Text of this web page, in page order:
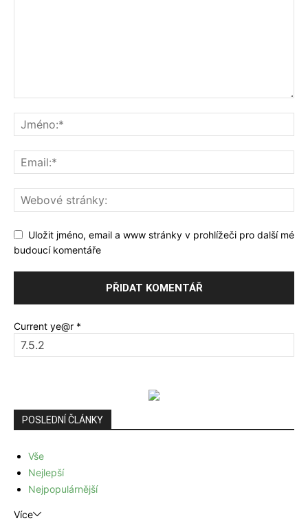
Uložit jméno, email a www stránky v prohlížeči pro další mé
budoucí komentáře
Current ye@r *
POSLEDNÍ ČLÁNKY
Vše
Nejlepší
Nejpopulárnější
Více